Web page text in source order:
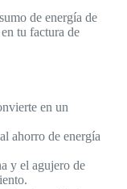
de energía de
tu factura de
en un
ahorro de energía
y el agujero de